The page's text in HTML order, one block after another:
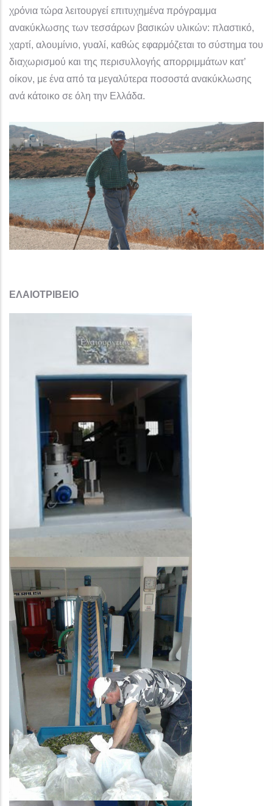
χρόνια τώρα λειτουργεί επιτυχημένα πρόγραμμα
ανακύκλωσης των τεσσάρων βασικών υλικών: πλαστικό,
χαρτί, αλουμίνιο, γυαλί, καθώς εφαρμόζεται το σύστημα του
διαχωρισμού και της περισυλλογής απορριμμάτων κατ’
οίκον, με ένα από τα μεγαλύτερα ποσοστά ανακύκλωσης
ανά κάτοικο σε όλη την Ελλάδα.
ΕΛΑΙΟΤΡΙΒΕΙΟ